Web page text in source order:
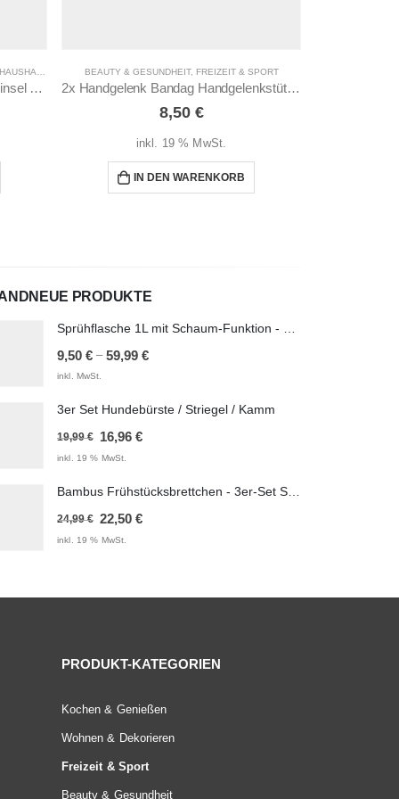
HAUSHALT & HYGIENE ,WOHNEN & DEKORIEREN
Hochwertiges Flachpinsel, Malerpinsel Set 9-teilig
BEAUTY & GESUNDHEIT, FREIZEIT & SPORT
2x Handgelenk Bandag Handgelenkstütze für Alltag und Sport
8,50 €
inkl. 19 % MwSt.
IN DEN WARENKORB
PRODUKTE
9,50 € – 59,99 €
inkl. MwSt.
3er Set Hundebürste / Striegel / Kamm
19,99€ Ursprünglicher
Preis
19,99 €
16,96 €Aktueller
16,96 €.
inkl. 19 % MwSt.
Bambus Frühstücksbrettchen - 3er-Set Schneidebrett 28x20 cm
24,99€ Ursprünglicher
Preis
22,50 €Aktueller
inkl. 19 % MwSt.
PRODUKT-KATEGORIEN
Kochen & Genießen
Wohnen & Dekorieren
Freizeit & Sport
Beauty & Gesundheit